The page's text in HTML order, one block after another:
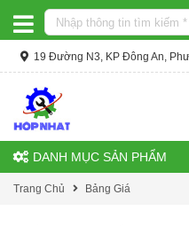
19 Đường N3, KP Đông An,
DANH MỤC SẢN PHẨM
Trang Chủ Bảng Giá